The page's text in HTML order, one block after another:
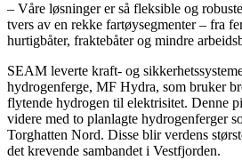
– Våre løsninger er så fleksible og
tvers av en rekke fartøysegmenter – fra
hurtigbåter, fraktebåter og mindre
SEAM leverte kraft- og
hydrogenferge, MF Hydra, som bruker
flytende hydrogen til elektrisitet. Denne
videre med to planlagte hydrogenferger
Torghatten Nord. Disse blir verdens
det krevende sambandet i Vestfjorden.